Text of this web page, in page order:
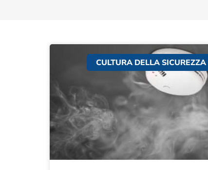
CULTURA DELLA SICUREZZA